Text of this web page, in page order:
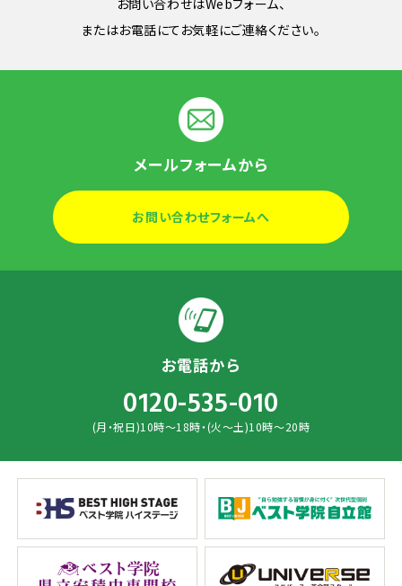
またはお電話にてお気軽にご連絡ください。
メールフォームから
お問い合わせフォームへ
お電話から
0120-535-010
(月・祝日)10時～18時・(火～土)10時～20時